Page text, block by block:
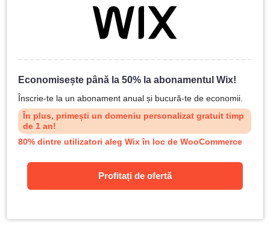
Economisește până la 50% la abonamentul Wix!
Înscrie-te la un abonament anual și bucură-te de economii.
În plus, primești un domeniu personalizat gratuit timp
de 1 an!
80% dintre utilizatori aleg Wix în loc de WooCommerce
Profitați de ofertă